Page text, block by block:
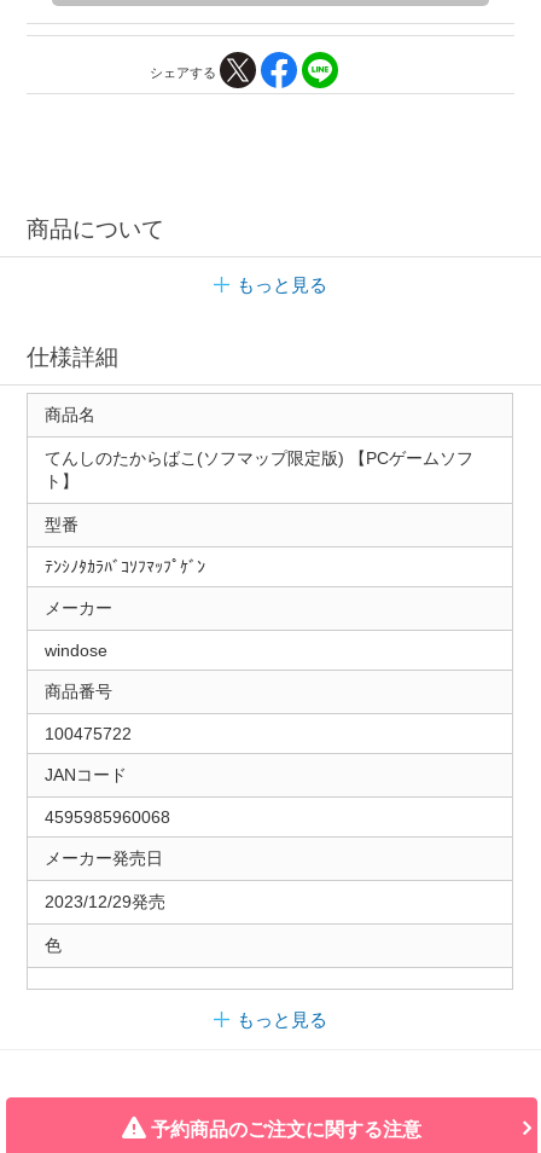
シェアする
商品について
もっと見る
仕様詳細
商品名
てんしのたからばこ(ソフマップ限定版) 【PCゲームソフ
ト】
型番
ﾃﾝｼﾉﾀｶﾗﾊﾞｺｿﾌﾏｯﾌﾟｹﾞﾝ
メーカー
windose
商品番号
100475722
JANコード
4595985960068
メーカー発売日
2023/12/29発売
色
もっと見る
予約商品のご注文に関する注意